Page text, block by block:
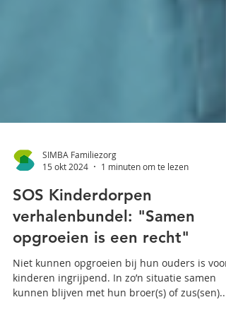
SIMBA Familiezorg
15 okt 2024
1 minuten om te lezen
SOS Kinderdorpen
verhalenbundel: "Samen
opgroeien is een recht"
Niet kunnen opgroeien bij hun ouders is voor